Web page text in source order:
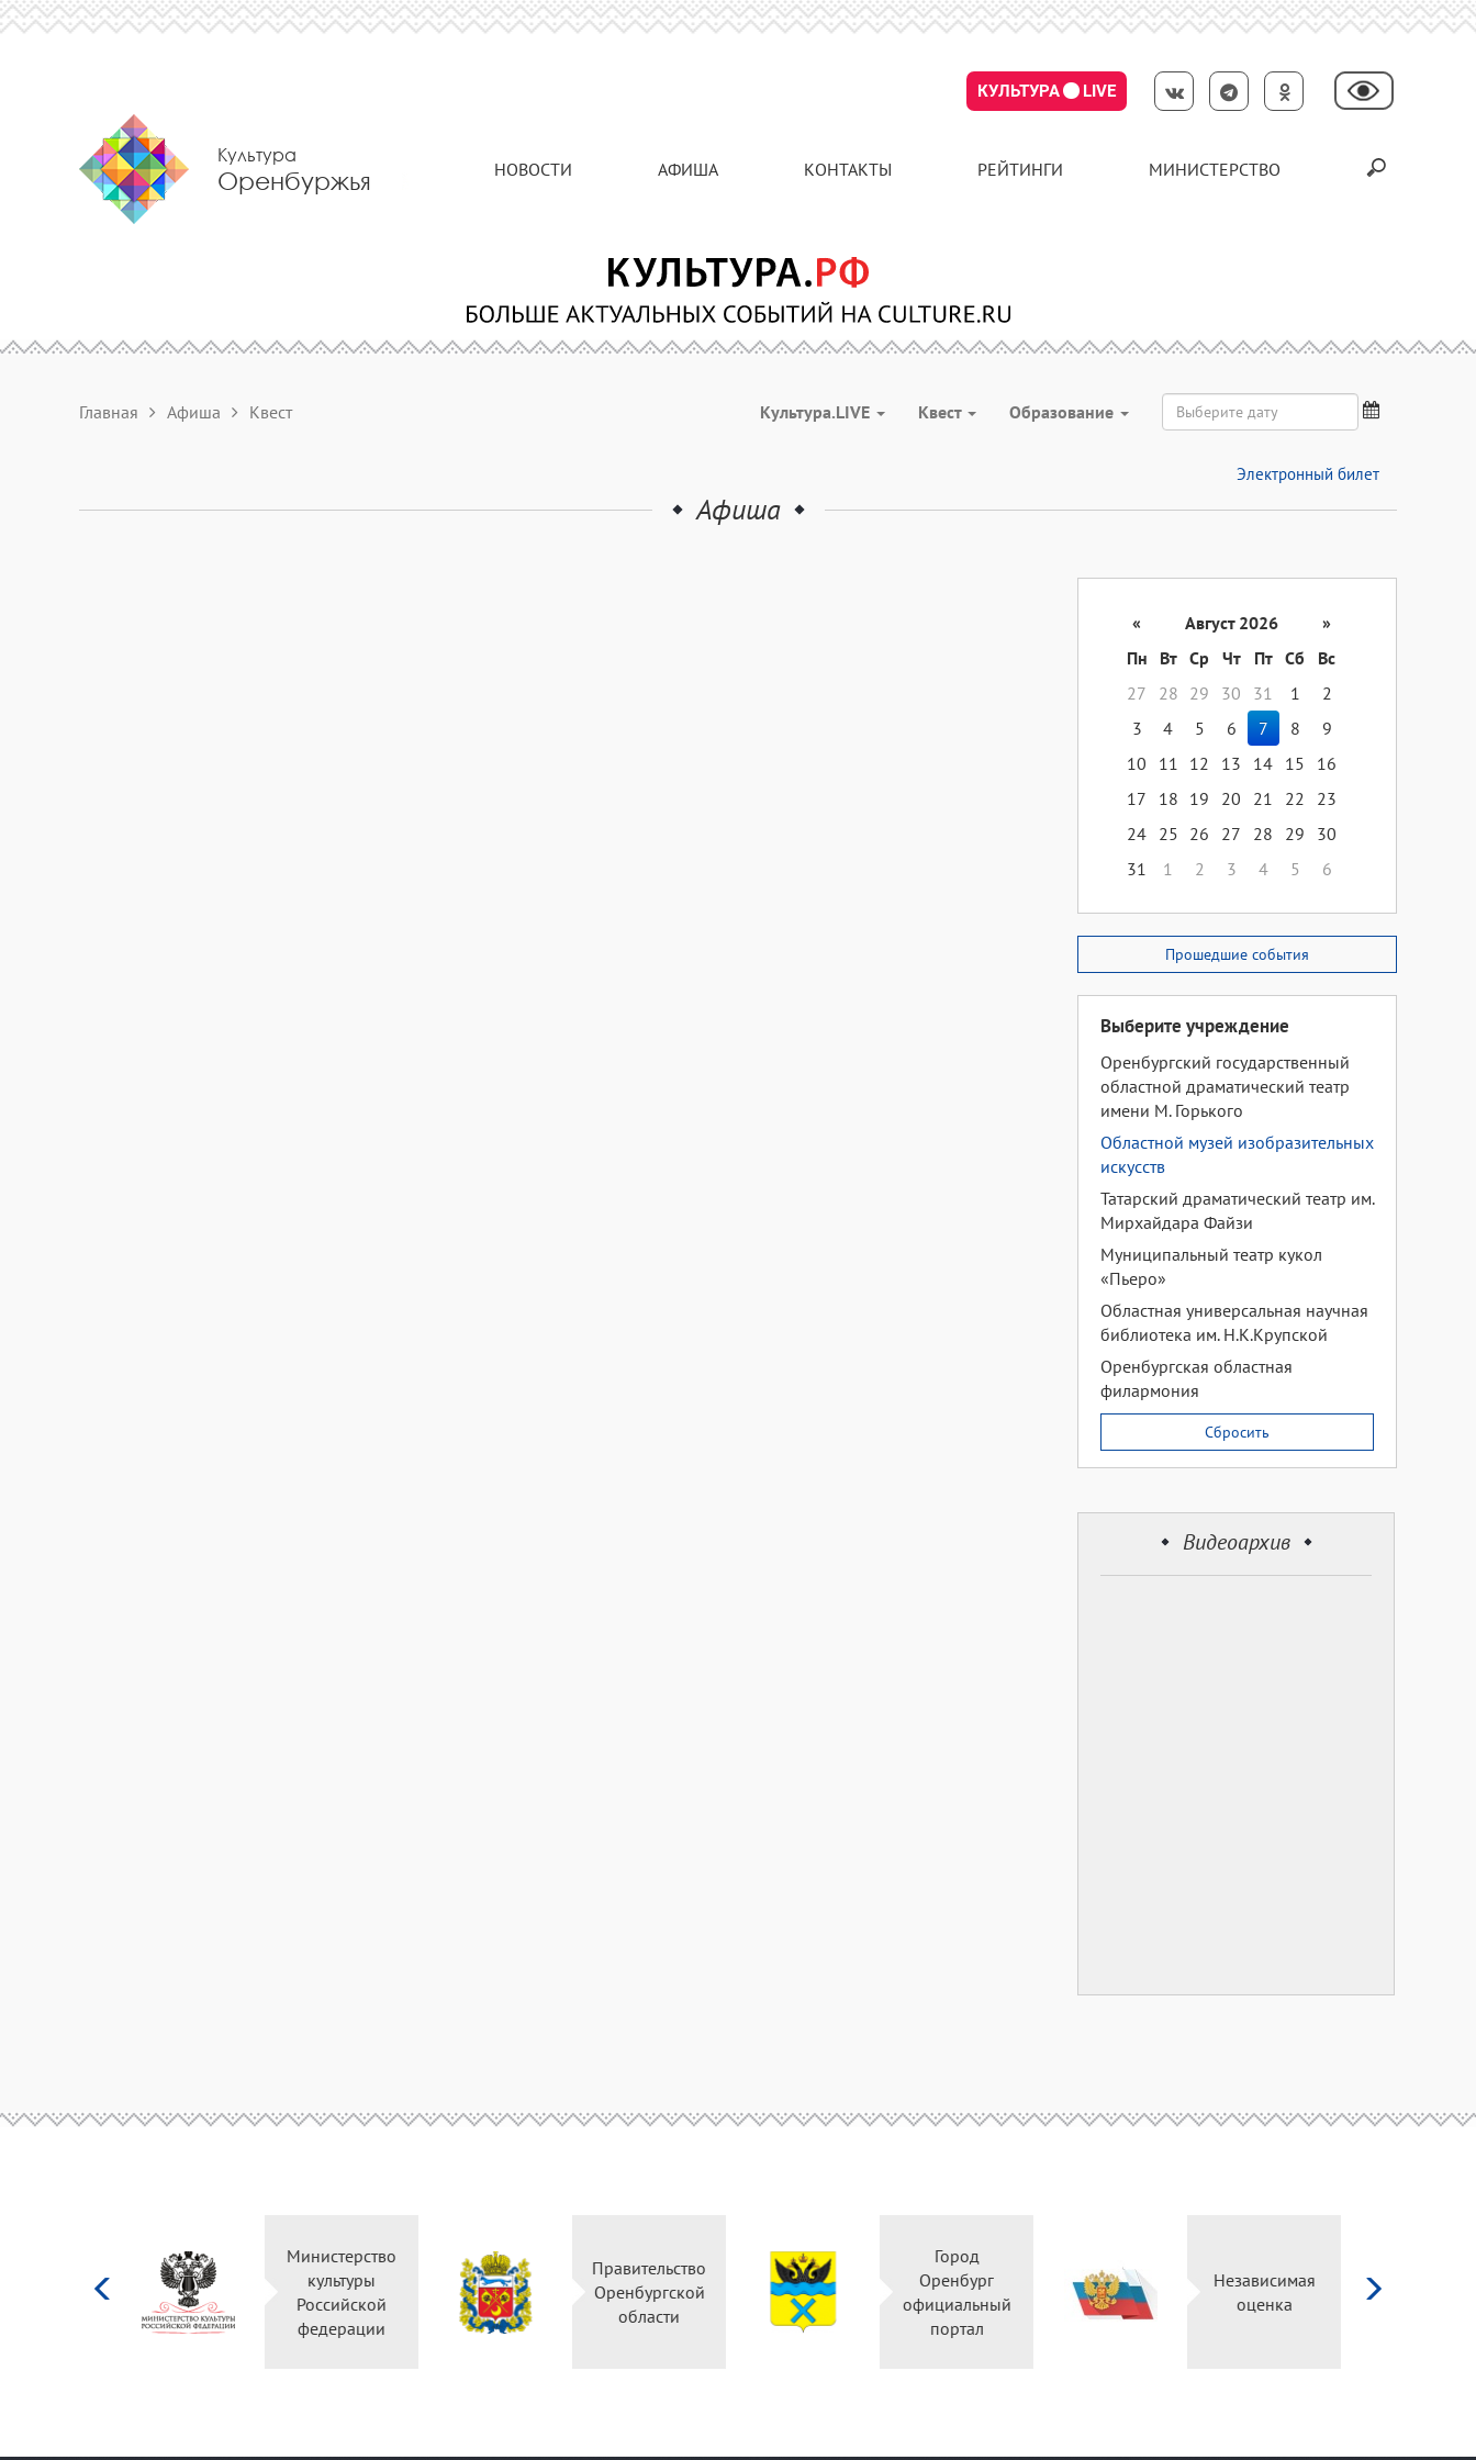
КУЛЬТУРА LIVE
Культура
Оренбуржья НОВОСТИ АФИША КОНТАКТЫ РЕЙТИНГИ МИНИСТЕРСТВО
Главная Афиша Квест Культура.LIVE Квест Образование
Электронный билет
Афиша
« Август 2026
»
Пн
Вт Ср Чт Пт Сб
Вс
27
28 29 30 31 1
2
3
4 5 6 7 8
9
10
11 12 13 14 15
16
17
18 19 20 21 22
23
24 25 26 27 28 29
30
31
1 2 3 4 5 6
Прошедшие события
Выберите учреждение
Оренбургский государственный
областной драматический театр
имени М. Горького
Областной музей изобразительных
искусств
Татарский драматический театр им.
Мирхайдара Файзи
Муниципальный театр кукол
«Пьеро»
Областная универсальная научная
библиотека им. Н.К.Крупской
Оренбургская областная
филармония
Сбросить
Видеоархив
Министерство
культуры
Российской
федерации
Правительство
Оренбургской
области
Город
Оренбург
официальный
портал
Независимая
оценка